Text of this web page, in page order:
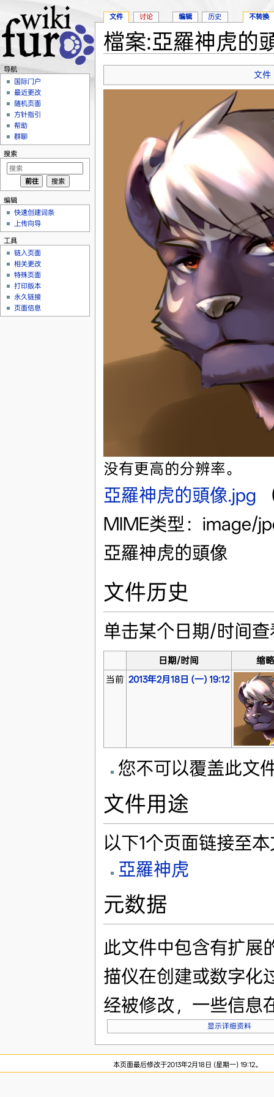
檔案:亞羅神虎的
文件
没有更高的分辨率。
亞羅神虎的頭像.jpg
MIME类型：image/
亞羅神虎的頭像
文件历史
单击某个日期/时间
日期/时间
缩
当前 2013年2月18日 (一) 19:12
您不可以覆盖此文
文件用途
以下1个页面链接至
亞羅神虎
元数据
此文件中包含有扩展
描仪在创建或数字化
经被修改，一些信息
显示详细资料
文件 讨论 编辑 历史 不转换
导航
国际门户
最近更改
随机页面
方针指引
帮助
群聊
搜索
编辑
快速创建词条
上传向导
工具
链入页面
相关更改
特殊页面
打印版本
永久链接
页面信息
本页面最后修改于2013年2月18日 (星期一) 19:12。